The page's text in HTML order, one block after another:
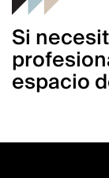
Si
espacio